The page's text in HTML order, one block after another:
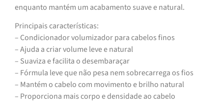
enquanto mantém um acabamento suave e natural.
Principais características:
– Condicionador volumizador para cabelos finos
– Ajuda a criar volume leve e natural
– Suaviza e facilita o desembaraçar
– Fórmula leve que não pesa nem sobrecarrega os fios
– Mantém o cabelo com movimento e brilho natural
– Proporciona mais corpo e densidade ao cabelo